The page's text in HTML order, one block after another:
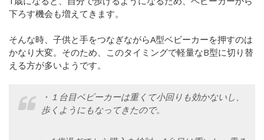
下ろす機会も増えてきます。
そんな時、子供と手をつなぎながらA型ベビーカーを押すのは
かなり大変。 そのため、このタイミングで軽量なB型に切り替
える方が多いようです。
・１台目ベビーカーは重くて小回りも効かないし、
歩くようにもなってきたので。